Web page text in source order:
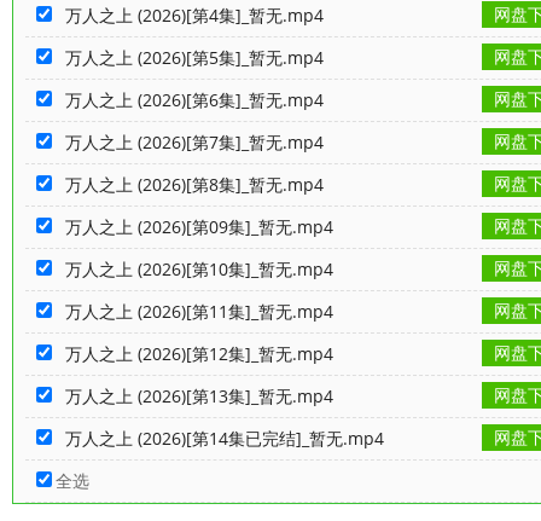
万人之上 (2026)[第4集]_暂无.mp4
网盘
万人之上 (2026)[第5集]_暂无.mp4
网盘
万人之上 (2026)[第6集]_暂无.mp4
网盘
万人之上 (2026)[第7集]_暂无.mp4
网盘
万人之上 (2026)[第8集]_暂无.mp4
网盘
万人之上 (2026)[第09集]_暂无.mp4
网盘
万人之上 (2026)[第10集]_暂无.mp4
网盘
万人之上 (2026)[第11集]_暂无.mp4
网盘
万人之上 (2026)[第12集]_暂无.mp4
网盘
万人之上 (2026)[第13集]_暂无.mp4
网盘
万人之上 (2026)[第14集已完结]_暂无.mp4
网盘
全选